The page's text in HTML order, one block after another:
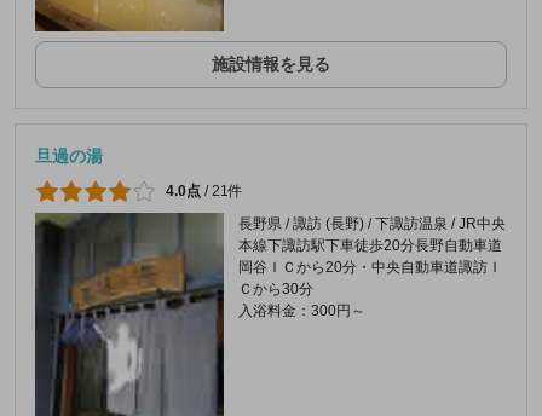
施設情報を見る
旦過の湯
4.0点 / 21件
長野県 / 諏訪 (長野) / 下諏訪温泉 / JR中央
本線下諏訪駅下車徒歩20分長野自動車道
岡谷ＩＣから20分・中央自動車道諏訪Ｉ
Ｃから30分
入浴料金：300円～